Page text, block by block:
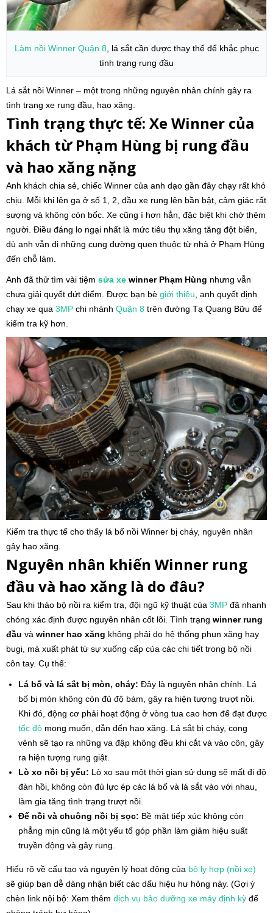
Làm nồi Winner Quận 8 , lá sắt cần được thay thế để khắc phục
tình trạng rung đầu
Lá sắt nồi Winner – một trong những nguyên nhân chính gây ra
tình trạng xe rung đầu, hao xăng.
Tình trạng thực tế: Xe Winner của
khách từ Phạm Hùng bị rung đầu
và hao xăng nặng
Anh khách chia sẻ, chiếc Winner của anh dạo gần đây chạy rất khó
chịu. Mỗi khi lên ga ở số 1, 2, đầu xe rung lên bần bật, cảm giác rất
sượng và không còn bốc. Xe cũng ì hơn hẳn, đặc biệt khi chở thêm
người. Điều đáng lo ngại nhất là mức tiêu thụ xăng tăng đột biến,
dù anh vẫn đi những cung đường quen thuộc từ nhà ở Phạm Hùng
đến chỗ làm.
Anh đã thử tìm vài tiệm sửa xe winner Phạm Hùng nhưng vẫn
chưa giải quyết dứt điểm. Được bạn bè giới thiệu , anh quyết định
chạy xe qua 3MP chi nhánh Quận 8 trên đường Tạ Quang Bữu để
kiểm tra kỹ hơn.
Kiểm tra thực tế cho thấy lá bố nồi Winner bị cháy, nguyên nhân
gây hao xăng.
Nguyên nhân khiến Winner rung
đầu và hao xăng là do đâu?
Sau khi tháo bộ nồi ra kiểm tra, đội ngũ kỹ thuật của 3MP đã nhanh
chóng xác định được nguyên nhân cốt lõi. Tình trạng winner rung
đầu và winner hao xăng không phải do hệ thống phun xăng hay
bugi, mà xuất phát từ sự xuống cấp của các chi tiết trong bộ nồi
côn tay. Cụ thể:
Lá bố và lá sắt bị mòn, cháy: Đây là nguyên nhân chính. Lá
bố bị mòn không còn đủ độ bám, gây ra hiện tượng trượt nồi.
Khi đó, động cơ phải hoạt động ở vòng tua cao hơn để đạt được
tốc độ mong muốn, dẫn đến hao xăng. Lá sắt bị cháy, cong
vênh sẽ tạo ra những va đập không đều khi cắt và vào côn, gây
ra hiện tượng rung giật.
Lò xo nồi bị yếu: Lò xo sau một thời gian sử dụng sẽ mất đi độ
đàn hồi, không còn đủ lực ép các lá bố và lá sắt vào với nhau,
làm gia tăng tình trạng trượt nồi.
Đế nồi và chuông nồi bị sọc: Bề mặt tiếp xúc không còn
phẳng mịn cũng là một yếu tố góp phần làm giảm hiệu suất
truyền động và gây rung.
Hiểu rõ về cấu tạo và nguyên lý hoạt động của bộ ly hợp (nồi xe)
sẽ giúp bạn dễ dàng nhận biết các dấu hiệu hư hỏng này. (Gợi ý
chèn link nội bộ: Xem thêm dịch vụ bảo dưỡng xe máy định kỳ để